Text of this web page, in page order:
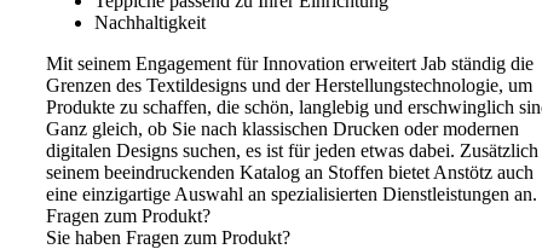
Nachhaltigkeit
Mit seinem Engagement für Innovation erweitert Jab ständig die
Grenzen des Textildesigns und der Herstellungstechnologie, um
Produkte zu schaffen, die schön, langlebig und erschwinglich
Ganz gleich, ob Sie nach klassischen Drucken oder modernen
digitalen Designs suchen, es ist für jeden etwas dabei.
seinem beeindruckenden Katalog an Stoffen bietet Anstötz auch
eine einzigartige Auswahl an spezialisierten Dienstleistungen an.
Fragen zum Produkt?
Sie haben Fragen zum Produkt?